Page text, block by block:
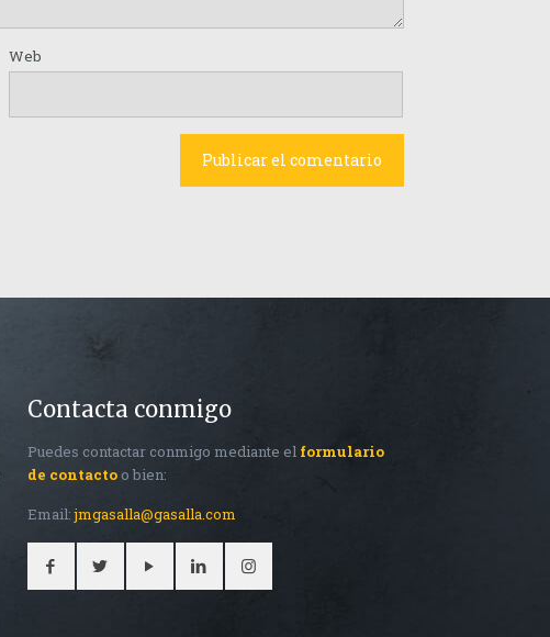
Web
Contacta conmigo
Puedes contactar conmigo mediante el formulario
de contactoo bien:
Email:jmgasalla@gasalla.com